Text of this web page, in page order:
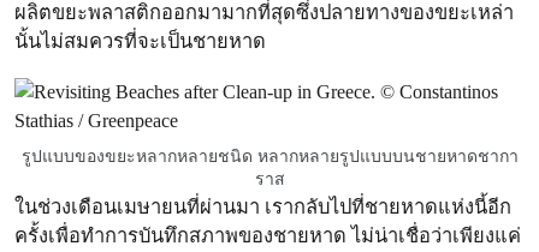
ผลิตขยะพลาสติกออกมามากที่สุดซึ่งปลายทางของขยะเหล่า
นั้นไม่สมควรที่จะเป็นชายหาด
รูปแบบของขยะหลากหลายชนิด หลากหลายรูปแบบบนชายหาดชากา
ราส
ในช่วงเดือนเมษายนที่ผ่านมา เรากลับไปที่ชายหาดแห่งนี้อีก
ครั้งเพื่อทำการบันทึกสภาพของชายหาด ไม่น่าเชื่อว่าเพียงแค่